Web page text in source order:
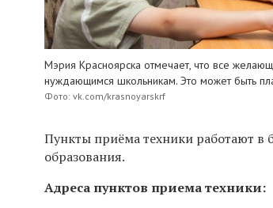
Мэрия Красноярска отмечает, что все
нуждающимся школьникам. Это может быть
Фото: vk.com/krasnoyarskrf
Пункты приёма техники работают в
образования.
Адреса пунктов приема техники: